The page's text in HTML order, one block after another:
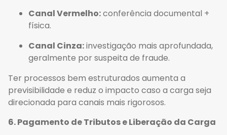
Canal Vermelho:conferência documental +
física.
Canal Cinza:investigação mais aprofundada,
geralmente por suspeita de fraude.
Ter processos bem estruturados aumenta a
previsibilidade e reduz o impacto caso a carga seja
direcionada para canais mais rigorosos.
6. Pagamento de Tributos e Liberação da Carga